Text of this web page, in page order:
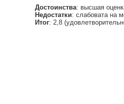
Достоинства: высшая
Недостатки: слабовата на
Итог: 2,8